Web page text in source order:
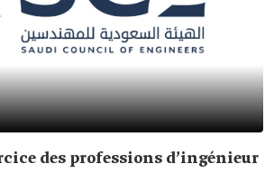
des professions d’ingénieur